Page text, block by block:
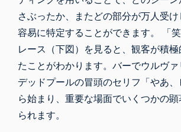
さぶったか、またどの部分が万人受
容易に特定することができます。 「
レース（下図）を見ると、観客が積
たことがわかります。バーでウルヴ
デッドプールの冒頭のセリフ「やあ
ら始まり、重要な場面でいくつかの
られます。